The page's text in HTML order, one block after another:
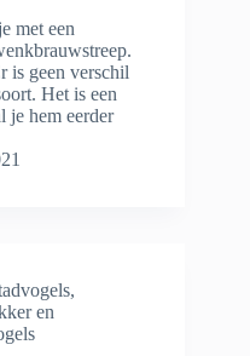
met een
is geen verschil
Het is een
je hem eerder
,
en